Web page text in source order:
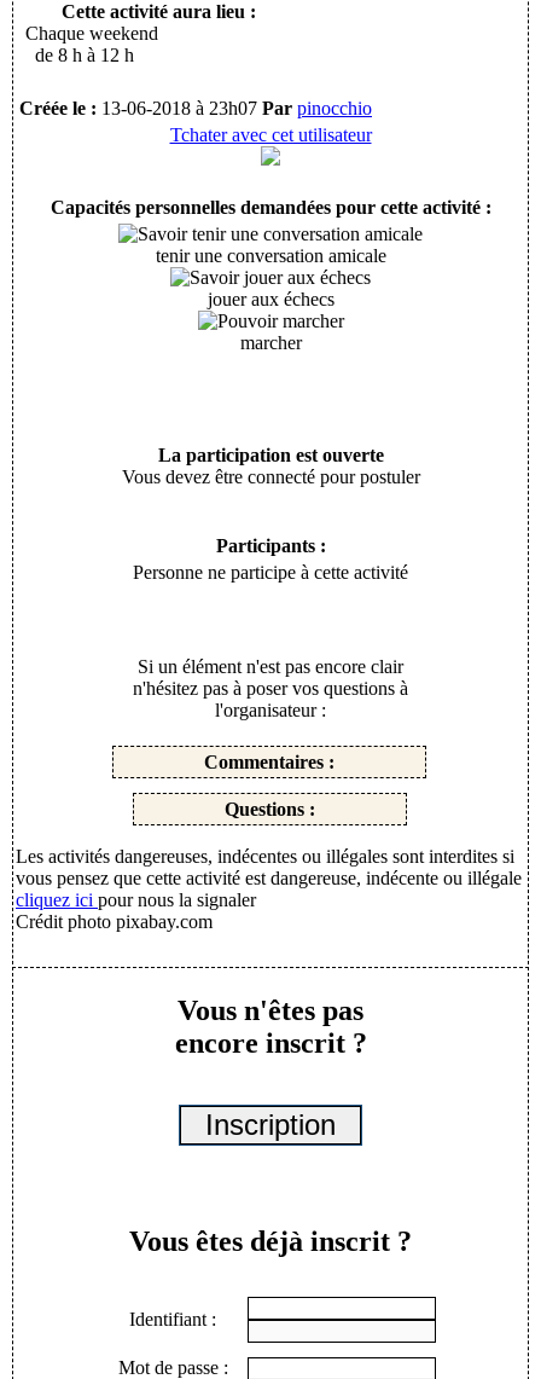
Cette activité aura lieu :
Chaque weekend
de 8 h à 12 h
Créée le : 13-06-2018 à 23h07 Par pinocchio
Tchater avec cet utilisateur
Capacités personnelles demandées pour cette activité :
tenir une conversation amicale
jouer aux échecs
marcher
La participation est ouverte
Vous devez être connecté pour postuler
Participants :
Personne ne participe à cette activité
Si un élément n'est pas encore clair
n'hésitez pas à poser vos questions à
l'organisateur :
Les activités dangereuses, indécentes ou illégales sont interdites si
vous pensez que cette activité est dangereuse, indécente ou illégale
cliquez ici pour nous la signaler
Crédit photo pixabay.com
Vous n'êtes pas
encore inscrit ?
Vous êtes déjà inscrit ?
Identifiant :
Mot de passe :